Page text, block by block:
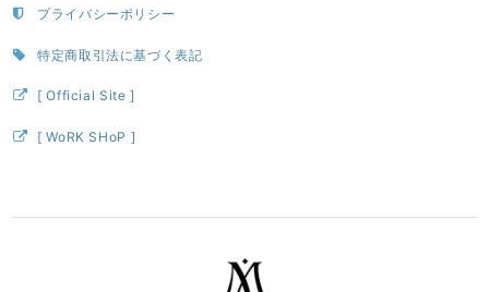
プライバシーポリシー
特定商取引法に基づく表記
[ Official Site ]
[ WoRK SHoP ]